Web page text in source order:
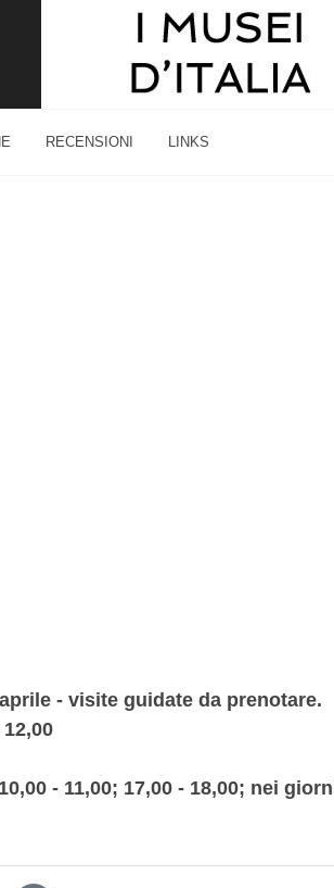
RECENSIONI LINKS
- visite guidate da prenotare.
- 11,00; 17,00 - 18,00; nei